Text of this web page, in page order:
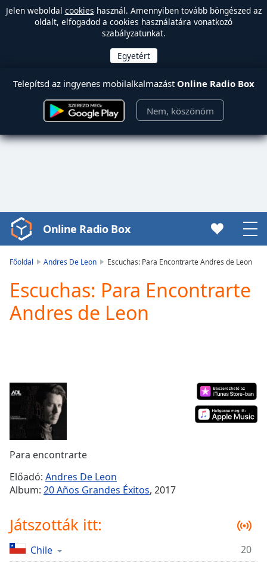
Jelen weboldal cookies használ. Amennyiben tovább böngészed az
oldalt, elfogadod a cookies használatára vonatkozó
szabályzatunkat.
Telepítsd az ingyenes mobilalkalmazást Online Radio Box
Nem, köszönöm
Video
Player
Play
Video
Play
Current
Time
Duration-:-
Loaded
Stream
TypeLIVE
Seek to
live,
liveLIVE
Remaining
Time-
Online Radio Box
Főoldal Andres De Leon Escuchas: Para Encontrarte Andres de Leon
Escuchas: Para Encontrarte
Andres de Leon
Para encontrarte
Előadó: Andres De Leon
Album: 20 Años Grandes Éxitos, 2017
Játszották itt:
Chile
20